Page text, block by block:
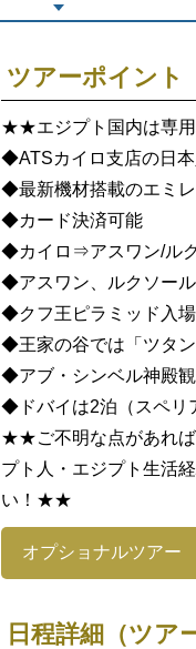
ツアーポイント
★★エジプト国内は専
◆ATSカイロ支店の日本
◆最新機材搭載のエミレ
◆カード決済可能
◆カイロ⇒アスワン/ル
◆アスワン、ルクソール
◆クフ王ピラミッド入
◆王家の谷では「ツタン
◆アブ・シンベル神殿
◆ドバイは2泊（スペリ
★★ご不明な点があれば
プト人・エジプト生活
い！★★
オプショナルツアー
日程詳細（ツア